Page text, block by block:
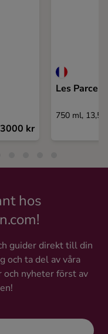
3000 kr
Les
750 ml,
hos
guider direkt till din
och ta del av våra
och nyheter först av